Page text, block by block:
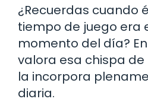
¿Recuerdas cuando
tiempo de juego era
momento del día? En
valora esa chispa de
la incorpora
diaria.